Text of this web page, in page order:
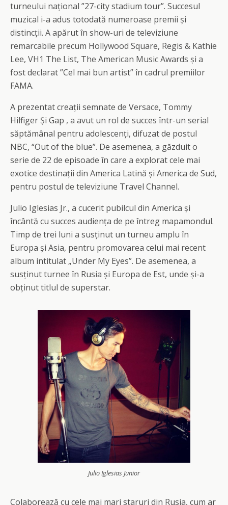
turneului național ”27-city stadium tour”. Succesul
muzical i-a adus totodată numeroase premii și
distincții. A apărut în show-uri de televiziune
remarcabile precum Hollywood Square, Regis & Kathie
Lee, VH1 The List, The American Music Awards și a
fost declarat ”Cel mai bun artist” în cadrul premiilor
FAMA.
A prezentat creații semnate de Versace, Tommy
Hilfiger Și Gap , a avut un rol de succes într-un serial
săptămânal pentru adolescenți, difuzat de postul
NBC, “Out of the blue”. De asemenea, a găzduit o
serie de 22 de episoade în care a explorat cele mai
exotice destinații din America Latină și America de Sud,
pentru postul de televiziune Travel Channel.
Julio Iglesias Jr., a cucerit pubilcul din America și
încântă cu succes audiența de pe întreg mapamondul.
Timp de trei luni a susținut un turneu amplu în
Europa și Asia, pentru promovarea celui mai recent
album intitulat „Under My Eyes”. De asemenea, a
susținut turnee în Rusia și Europa de Est, unde și-a
obținut titlul de superstar.
Julio Iglesias Junior
Colaborează cu cele mai mari staruri din Rusia, cum ar